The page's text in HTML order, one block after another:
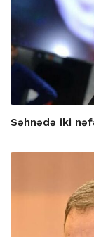
Səhnədə iki